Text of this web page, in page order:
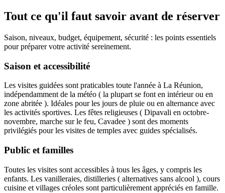
Tout ce qu'il faut savoir avant de réserver
Saison, niveaux, budget, équipement, sécurité : les points essentiels
pour préparer votre activité sereinement.
Saison et accessibilité
Les visites guidées sont praticables toute l'année à La Réunion,
indépendamment de la météo ( la plupart se font en intérieur ou en
zone abritée ). Idéales pour les jours de pluie ou en alternance avec
les activités sportives. Les fêtes religieuses ( Dipavali en octobre-
novembre, marche sur le feu, Cavadee ) sont des moments
privilégiés pour les visites de temples avec guides spécialisés.
Public et familles
Toutes les visites sont accessibles à tous les âges, y compris les
enfants. Les vanilleraies, distilleries ( alternatives sans alcool ), cours
cuisine et villages créoles sont particulièrement appréciés en famille.